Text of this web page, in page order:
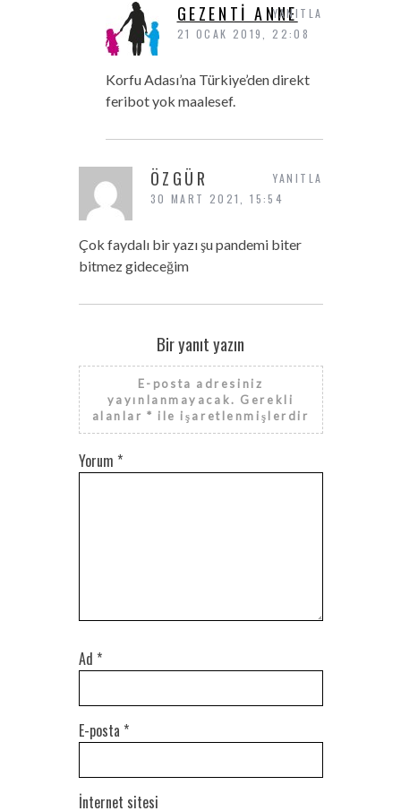
GEZENTI ANNE
21 OCAK 2019, 22:08
Korfu Adası’na Türkiye’den direkt
feribot yok maalesef.
YANITLA
ÖZGÜR
30 MART 2021, 15:54
Çok faydalı bir yazı şu pandemi biter
bitmez gideceğim
YANITLA
Bir yanıt yazın
E-posta adresiniz
yayınlanmayacak. Gerekli
alanlar* ile işaretlenmişlerdir
Yorum *
Ad *
E-posta *
İnternet sitesi